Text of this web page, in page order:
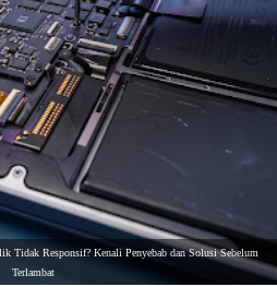
Tidak Responsif? Kenali Penyebab dan Solusi Sebelum
Terlambat